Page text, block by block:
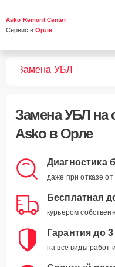
Asko Remont Center
Сервис в Орле
Замена УБЛ
Замена УБЛна
Asko в Орле
Диагностика
даже при отказе
Бесплатная
курьером
Гарантия до 3
на все виды работ